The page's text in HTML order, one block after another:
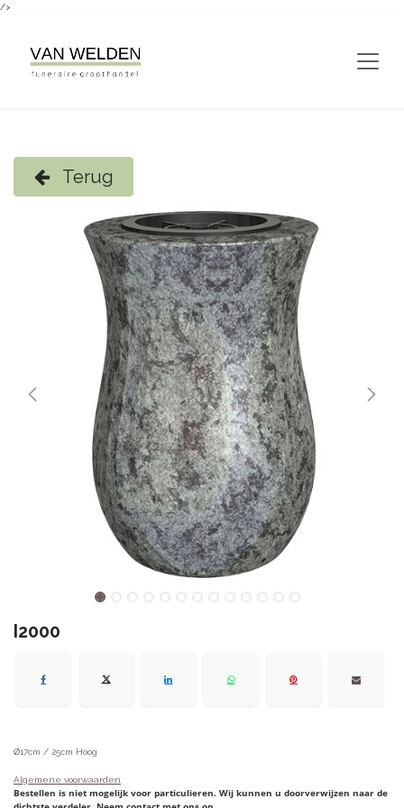
/>
Terug
I2000
Ø17cm / 25cm Hoog
Algemene voorwaarden
Bestellen is niet mogelijk voor particulieren. Wij kunnen u doorverwijzen naar de